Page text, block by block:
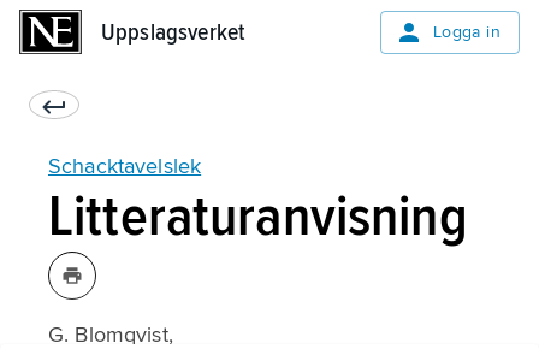
Uppslagsverket Logga in
Schacktavelslek
Litteraturanvisning
G. Blomqvist,